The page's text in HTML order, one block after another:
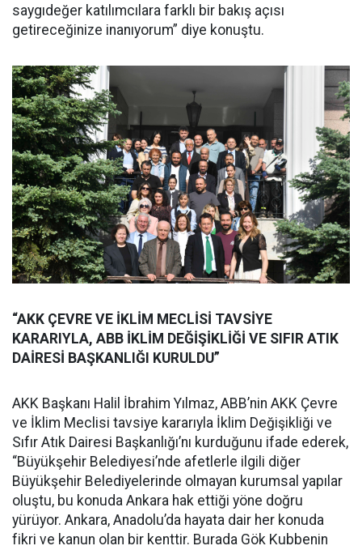
saygıdeğer katılımcılara farklı bir bakış açısı
getireceğinize inanıyorum” diye konuştu.
“AKK ÇEVRE VE İKLİM MECLİSİ TAVSİYE
KARARIYLA, ABB İKLİM DEĞİŞİKLİĞİ VE SIFIR ATIK
DAİRESİ BAŞKANLIĞI KURULDU”
AKK Başkanı Halil İbrahim Yılmaz, ABB’nin AKK Çevre
ve İklim Meclisi tavsiye kararıyla İklim Değişikliği ve
Sıfır Atık Dairesi Başkanlığı’nı kurduğunu ifade ederek,
“Büyükşehir Belediyesi’nde afetlerle ilgili diğer
Büyükşehir Belediyelerinde olmayan kurumsal yapılar
oluştu, bu konuda Ankara hak ettiği yöne doğru
yürüyor. Ankara, Anadolu’da hayata dair her konuda
fikri ve kanun olan bir kenttir. Burada Gök Kubbenin